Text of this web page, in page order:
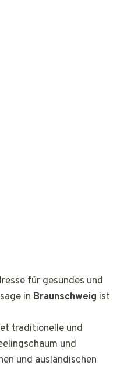
für gesundes und
in Braunschweig ist
traditionelle und
und
und ausländischen